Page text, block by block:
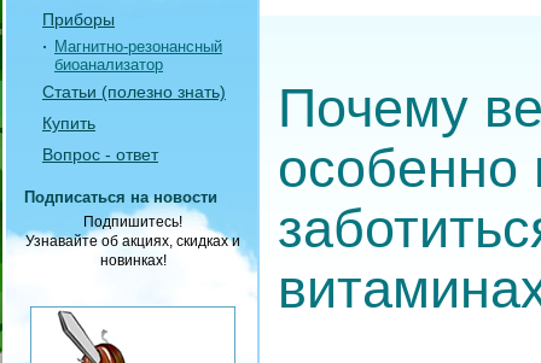
Приборы
Магнитно-резонансный
биоанализатор
Статьи (полезно знать)
Купить
Вопрос - ответ
Подписаться на новости
Подпишитесь!
Узнавайте об акциях, скидках и
новинках!
Почему
особенно